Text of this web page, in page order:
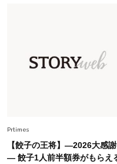
【40代の
いめハーフ
やぐ【甘
Prtimes
【餃子の王将】―2026大感
― 餃子1人前半額券がもらえ